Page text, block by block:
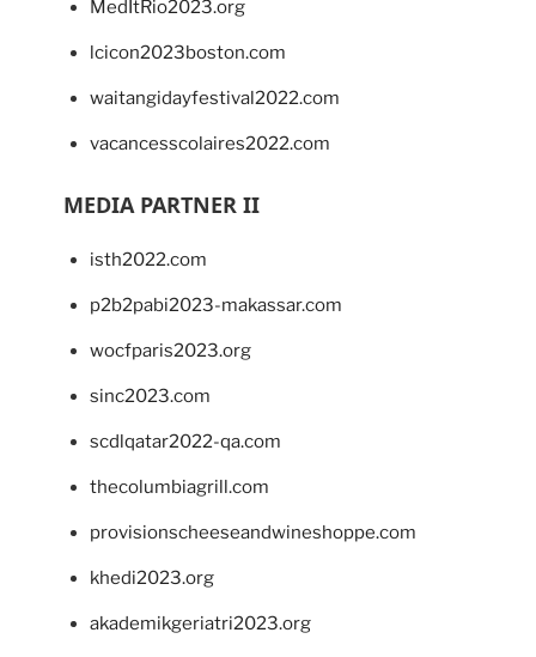
MedItRio2023.org
lcicon2023boston.com
waitangidayfestival2022.com
vacancesscolaires2022.com
MEDIA PARTNER II
isth2022.com
p2b2pabi2023-makassar.com
wocfparis2023.org
sinc2023.com
scdlqatar2022-qa.com
thecolumbiagrill.com
provisionscheeseandwineshoppe.com
khedi2023.org
akademikgeriatri2023.org